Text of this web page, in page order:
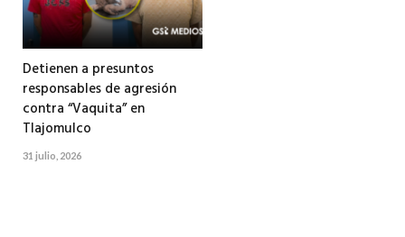
Detienen a presuntos
responsables de agresión
contra “Vaquita” en
Tlajomulco
31 julio, 2026